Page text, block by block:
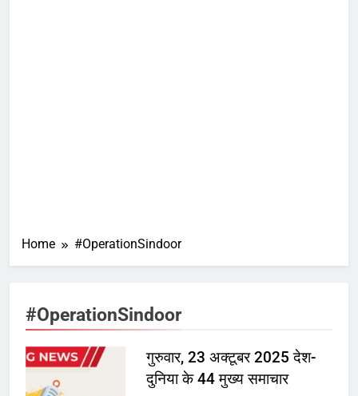
Home #OperationSindoor
#OperationSindoor
गुरुवार, 23 अक्टूबर 2025 देश-
दुनिया के 44 मुख्य समाचार